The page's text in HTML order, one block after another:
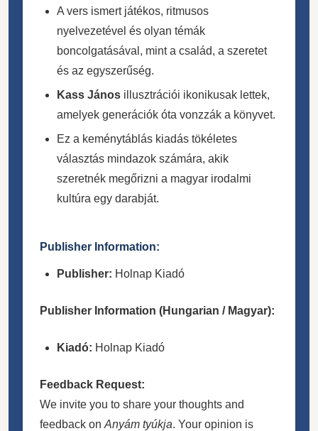
A vers ismert játékos, ritmusos
nyelvezetével és olyan témák
boncolgatásával, mint a család, a szeretet
és az egyszerűség.
Kass János illusztrációi ikonikusak lettek,
amelyek generációk óta vonzzák a könyvet.
Ez a keménytáblás kiadás tökéletes
választás mindazok számára, akik
szeretnék megőrizni a magyar irodalmi
kultúra egy darabját.
Publisher Information:
Publisher: Holnap Kiadó
Publisher Information (Hungarian / Magyar):
Kiadó: Holnap Kiadó
Feedback Request:
We invite you to share your thoughts and
feedback on Anyám tyúkja. Your opinion is